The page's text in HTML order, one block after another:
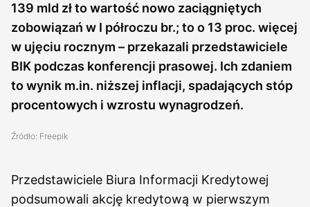
139 mld zł to wartość nowo zaciągniętych
zobowiązań w I półroczu br.; to o 13 proc. więcej
w ujęciu rocznym – przekazali przedstawiciele
BIK podczas konferencji prasowej. Ich zdaniem
to wynik m.in. niższej inflacji, spadających stóp
procentowych i wzrostu wynagrodzeń.
Źródło: Freepik
Przedstawiciele Biura Informacji Kredytowej
podsumowali akcję kredytową w pierwszym